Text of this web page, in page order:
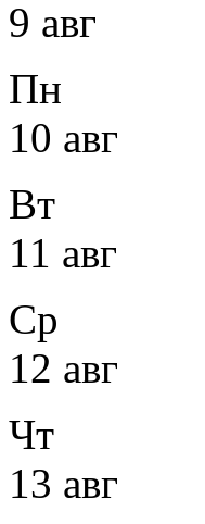
9 авг
Пн
10 авг
Вт
11 авг
Ср
12 авг
Чт
13 авг